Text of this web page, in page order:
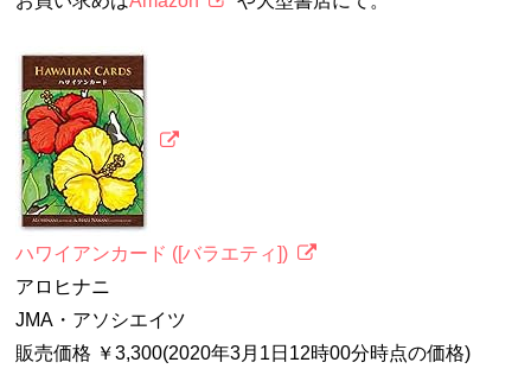
ハワイアンカード ([バラエティ])
アロヒナニ
JMA・アソシエイツ
販売価格 ￥3,300(2020年3月1日12時00分時点の価格)